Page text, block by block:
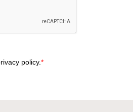
policy.*